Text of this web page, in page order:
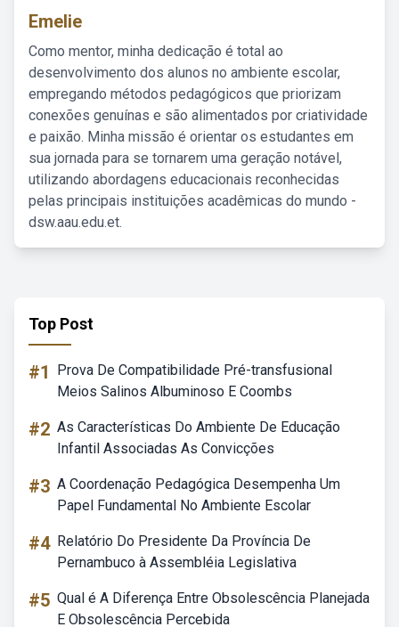
Emelie
Como mentor, minha dedicação é total ao
desenvolvimento dos alunos no ambiente escolar,
empregando métodos pedagógicos que priorizam
conexões genuínas e são alimentados por criatividade
e paixão. Minha missão é orientar os estudantes em
sua jornada para se tornarem uma geração notável,
utilizando abordagens educacionais reconhecidas
pelas principais instituições acadêmicas do mundo -
dsw.aau.edu.et.
Top Post
#1
Prova De Compatibilidade Pré-transfusional
Meios Salinos Albuminoso E Coombs
#2 As Características Do Ambiente De Educação
Infantil Associadas As Convicções
#3 A Coordenação Pedagógica Desempenha Um
Papel Fundamental No Ambiente Escolar
#4 Relatório Do Presidente Da Província De
Pernambuco à Assembléia Legislativa
#5 Qual é A Diferença Entre Obsolescência Planejada
E Obsolescência Percebida